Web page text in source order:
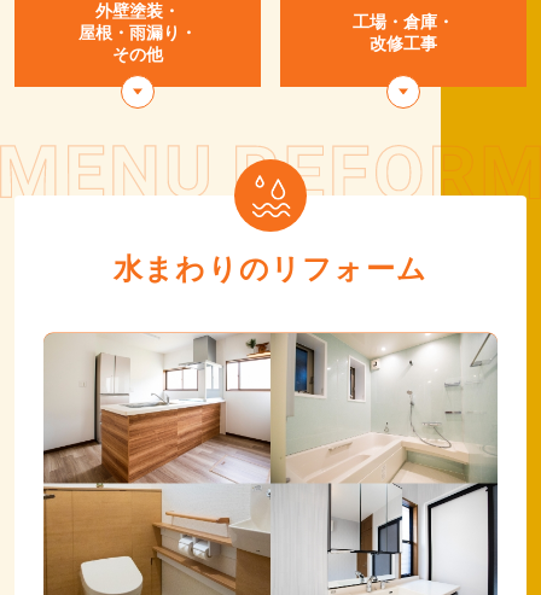
外壁塗装・
屋根・ 雨漏り・
その他
工場・倉庫・
改修工事
水まわりのリフォーム